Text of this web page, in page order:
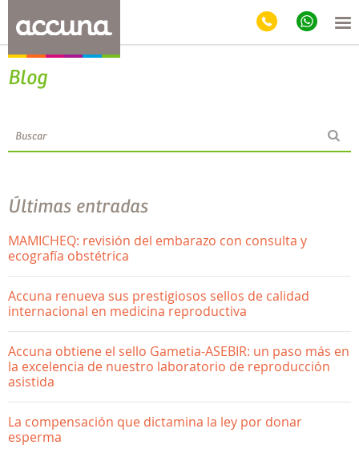
Blog
Últimas entradas
MAMICHEQ: revisión del embarazo con consulta y
ecografía obstétrica
Accuna renueva sus prestigiosos sellos de calidad
internacional en medicina reproductiva
Accuna obtiene el sello Gametia-ASEBIR: un paso más en
la excelencia de nuestro laboratorio de reproducción
asistida
La compensación que dictamina la ley por donar
esperma